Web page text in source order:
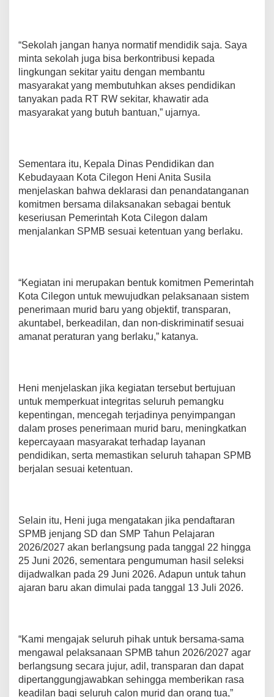
“Sekolah jangan hanya normatif mendidik saja. Saya
minta sekolah juga bisa berkontribusi kepada
lingkungan sekitar yaitu dengan membantu
masyarakat yang membutuhkan akses pendidikan
tanyakan pada RT RW sekitar, khawatir ada
masyarakat yang butuh bantuan,” ujarnya.
Sementara itu, Kepala Dinas Pendidikan dan
Kebudayaan Kota Cilegon Heni Anita Susila
menjelaskan bahwa deklarasi dan penandatanganan
komitmen bersama dilaksanakan sebagai bentuk
keseriusan Pemerintah Kota Cilegon dalam
menjalankan SPMB sesuai ketentuan yang berlaku.
“Kegiatan ini merupakan bentuk komitmen Pemerintah
Kota Cilegon untuk mewujudkan pelaksanaan sistem
penerimaan murid baru yang objektif, transparan,
akuntabel, berkeadilan, dan non-diskriminatif sesuai
amanat peraturan yang berlaku,” katanya.
Heni menjelaskan jika kegiatan tersebut bertujuan
untuk memperkuat integritas seluruh pemangku
kepentingan, mencegah terjadinya penyimpangan
dalam proses penerimaan murid baru, meningkatkan
kepercayaan masyarakat terhadap layanan
pendidikan, serta memastikan seluruh tahapan SPMB
berjalan sesuai ketentuan.
Selain itu, Heni juga mengatakan jika pendaftaran
SPMB jenjang SD dan SMP Tahun Pelajaran
2026/2027 akan berlangsung pada tanggal 22 hingga
25 Juni 2026, sementara pengumuman hasil seleksi
dijadwalkan pada 29 Juni 2026. Adapun untuk tahun
ajaran baru akan dimulai pada tanggal 13 Juli 2026.
“Kami mengajak seluruh pihak untuk bersama-sama
mengawal pelaksanaan SPMB tahun 2026/2027 agar
berlangsung secara jujur, adil, transparan dan dapat
dipertanggungjawabkan sehingga memberikan rasa
keadilan bagi seluruh calon murid dan orang tua,”